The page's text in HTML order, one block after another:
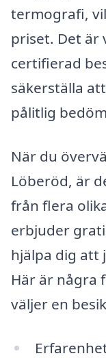
termografi,
priset. Det är
certifierad
säkerställa
pålitlig
När du
Löberöd, är
från flera
erbjuder
hjälpa dig att
Här är några
väljer en